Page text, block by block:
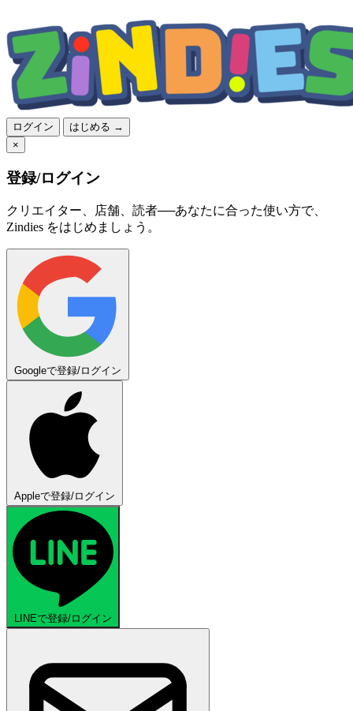
ログイン
はじめる →
×
登録/ログイン
クリエイター、店舗、読者──あなたに合った使い方で、
Zindies をはじめましょう。
Googleで登録/ログイン
Appleで登録/ログイン
LINEで登録/ログイン